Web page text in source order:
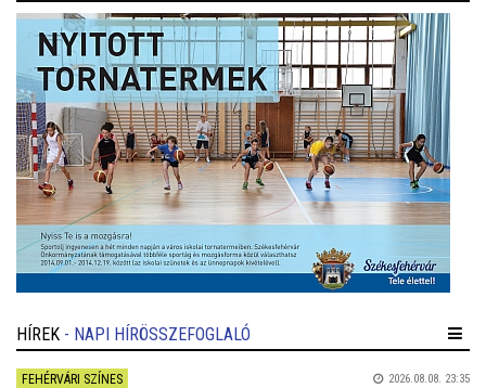
HÍREK - NAPI HÍRÖSSZEFOGLALÓ
FEHÉRVÁRI SZÍNES 2026.08.08. 23:35